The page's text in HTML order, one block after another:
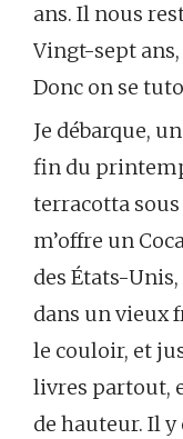
ans. Il nous
Vingt-sept ans,
Donc on se
Je débarque,
fin du
terracotta
m’offre un
des États-
dans un vieux
le couloir, et
livres partout,
de hauteur. Il y